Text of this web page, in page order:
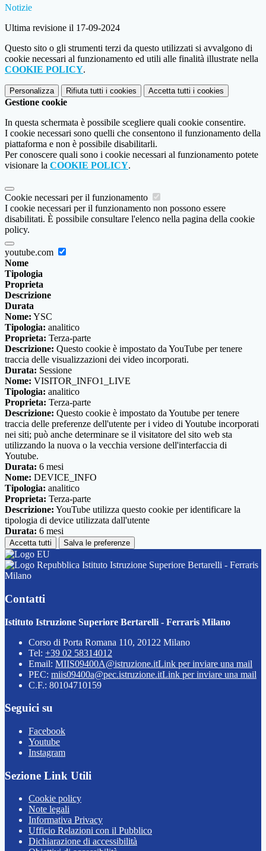
Notizie
Ultima revisione il 17-09-2024
Questo sito o gli strumenti terzi da questo utilizzati si avvalgono di
cookie necessari al funzionamento ed utili alle finalità illustrate nella
COOKIE POLICY.
Personalizza Rifiuta tutti i cookies Accetta tutti i cookies
Gestione cookie
In questa schermata è possibile scegliere quali cookie consentire.
I cookie necessari sono quelli che consentono il funzionamento della
piattaforma e non è possibile disabilitarli.
Per conoscere quali sono i cookie necessari al funzionamento potete
visionare la COOKIE POLICY.
Cookie necessari per il funzionamento
I cookie necessari per il funzionamento non possono essere
disabilitati. È possibile consultare l'elenco nella pagina della cookie
policy.
youtube.com
Nome
Tipologia
Proprieta
Descrizione
Durata
Nome: YSC
Tipologia: analitico
Proprieta: Terza-parte
Descrizione: Questo cookie è impostato da YouTube per tenere
traccia delle visualizzazioni dei video incorporati.
Durata: Sessione
Nome: VISITOR_INFO1_LIVE
Tipologia: analitico
Proprieta: Terza-parte
Descrizione: Questo cookie è impostato da Youtube per tenere
traccia delle preferenze dell'utente per i video di Youtube incorporati
nei siti; può anche determinare se il visitatore del sito web sta
utilizzando la nuova o la vecchia versione dell'interfaccia di
Youtube.
Durata: 6 mesi
Nome: DEVICE_INFO
Tipologia: analitico
Proprieta: Terza-parte
Descrizione: YouTube utilizza questo cookie per identificare la
tipologia di device utilizzata dall'utente
Durata: 6 mesi
Accetta tutti Salva le preferenze
Istituto Istruzione Superiore Bertarelli - Ferraris
Milano
Contatti
Istituto Istruzione Superiore Bertarelli - Ferraris Milano
Corso di Porta Romana 110, 20122 Milano
Tel: +39 02 58314012
Email: MIIS09400A@istruzione.itLink per inviare una mail
PEC: miis09400a@pec.istruzione.itLink per inviare una mail
C.F.: 80104710159
Seguici su
Facebook
Youtube
Instagram
Sezione Link Utili
Cookie policy
Note legali
Informativa Privacy
Ufficio Relazioni con il Pubblico
Dichiarazione di accessibilità